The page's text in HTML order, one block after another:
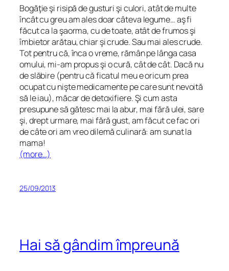
Bogăţie şi risipă de gusturi şi culori, atât de multe
încât cu greu am ales doar câteva legume… aş fi
făcut ca la şaorma, cu de toate, atât de frumos şi
îmbietor arătau, chiar şi crude. Sau mai ales crude.
Tot pentru că, înca o vreme, rămân pe lânga casa
omului, mi-am propus şi o cură, cât de cât. Dacă nu
de slăbire (pentru că ficatul meu e oricum prea
ocupat cu nişte medicamente pe care sunt nevoită
să le iau), măcar de detoxifiere. Şi cum asta
presupune să gătesc mai la abur, mai fără ulei, sare
şi, drept urmare, mai fără gust, am făcut ce fac ori
de câte ori am vreo dilemă culinară: am sunat la
mama!
(more…)
25/09/2013
Hai să gândim împreună